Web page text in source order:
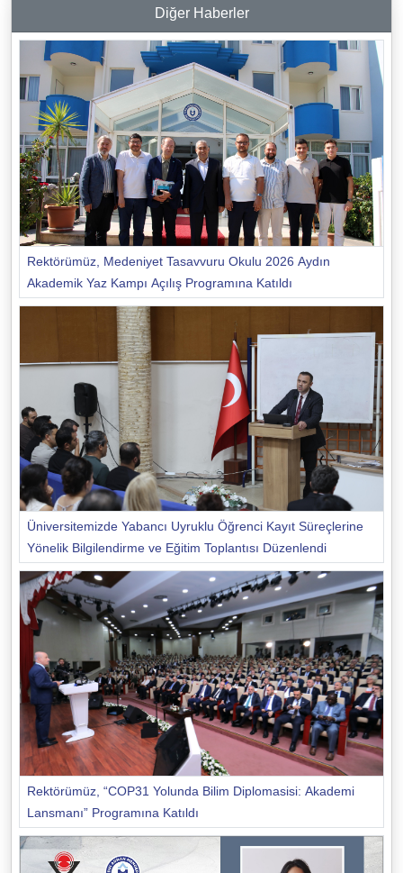
Diğer Haberler
Rektörümüz, Medeniyet Tasavvuru Okulu 2026 Aydın
Akademik Yaz Kampı Açılış Programına Katıldı
Üniversitemizde Yabancı Uyruklu Öğrenci Kayıt Süreçlerine
Yönelik Bilgilendirme ve Eğitim Toplantısı Düzenlendi
Rektörümüz, “COP31 Yolunda Bilim Diplomasisi: Akademi
Lansmanı” Programına Katıldı